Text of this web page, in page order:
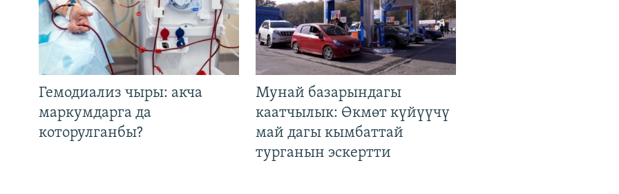
Гемодиализ чыры: акча
маркумдарга да
которулганбы?
Мунай базарындагы
каатчылык: Өкмөт күйүүчү
май дагы кымбаттай
турганын эскертти